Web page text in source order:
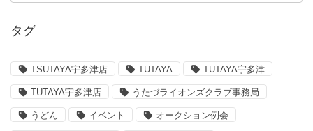
タグ
TSUTAYA宇多津店 TUTAYA TUTAYA宇多津
TUTAYA宇多津店 うたづライオンズクラブ事務局
うどん イベント オークション例会